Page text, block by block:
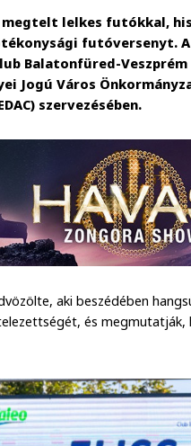
megtelt lelkes futókkal,
futóversenyt.
Balatonfüred-Veszprém
Jogú Város
szervezésében.
aki beszédében
és megmutatják,